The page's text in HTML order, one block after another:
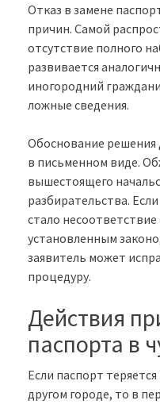
Отказ в замене
причин. Самой
отсутствие полного
развивается
иногородний
ложные сведения.
Обоснование решения
в письменном виде.
вышестоящего
разбирательства.
стало
установленным
заявитель может
процедуру.
Действия
паспорта в
Если паспорт
другом городе, то в